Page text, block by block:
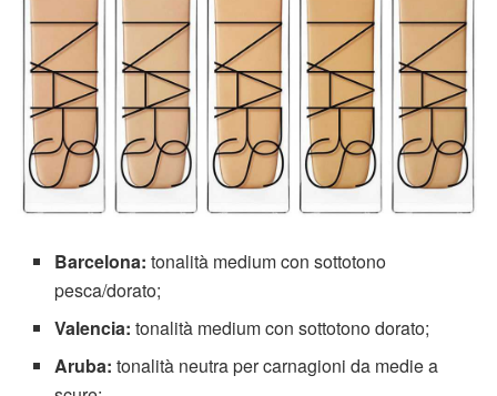
Barcelona: tonalità medium con sottotono
pesca/dorato;
Valencia: tonalità medium con sottotono dorato;
Aruba: tonalità neutra per carnagioni da medie a